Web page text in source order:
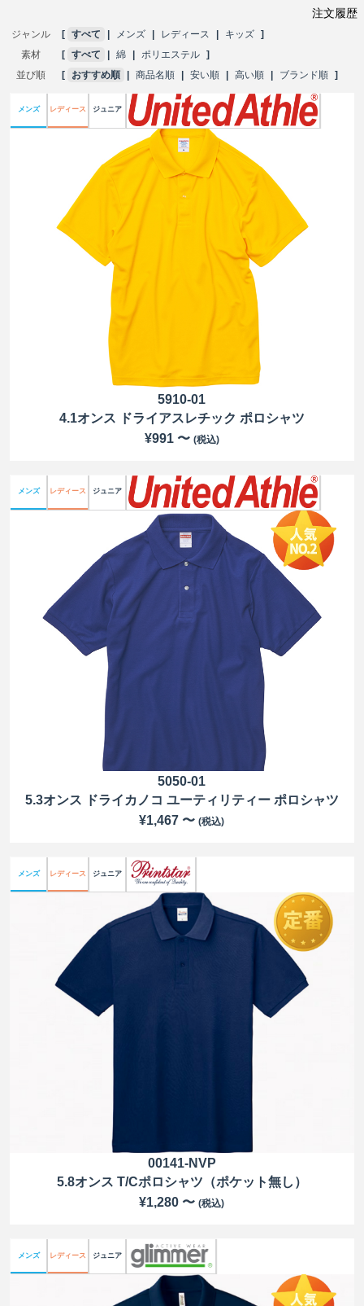
注文履歴
ジャンル [ すべて メンズ レディース キッズ ]
素材
[ すべて 綿 ポリエステル ]
並び順
[ おすすめ順 商品名順 安い順 高い順 ブランド順 ]
メンズ レディース ジュニア
5910-01
4.1オンス ドライアスレチック ポロシャツ
¥991 〜 (税込)
メンズ レディース ジュニア
5050-01
5.3オンス ドライカノコ ユーティリティー ポロシャツ
¥1,467 〜(税込)
メンズ レディース ジュニア
00141-NVP
5.8オンス T/Cポロシャツ（ポケット無し）
¥1,280 〜(税込)
メンズ レディース ジュニア